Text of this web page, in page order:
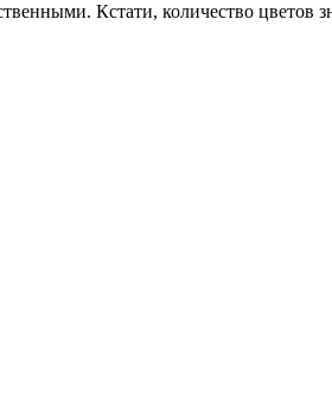
Кстати, количество цветов